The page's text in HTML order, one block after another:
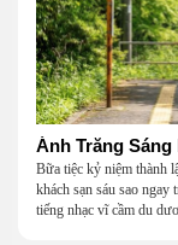
Ánh Trăng
Bữa tiệc kỷ niệm thành
khách sạn sáu sao
tiếng nhạc vĩ cầm du